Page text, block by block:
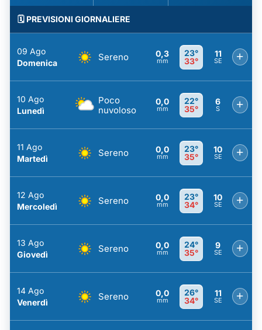
🗓️ PREVISIONI GIORNALIERE
09 Ago
Domenica
Sereno 0,3
mm
23°
33°
11
SE +
10 Ago
Lunedì
Poco
nuvoloso
0,0
mm
22°
35°
6
S +
11 Ago
Martedì
Sereno 0,0
mm
23°
35°
10
SE +
12 Ago
Mercoledì
Sereno 0,0
mm
23°
34°
10
SE +
13 Ago
Giovedì
Sereno 0,0
mm
24°
35°
9
SE +
14 Ago
Venerdì
Sereno 0,0
mm
26°
34°
11
SE +